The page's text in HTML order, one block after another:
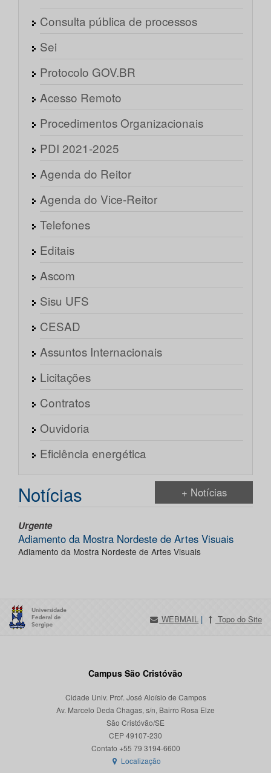
Consulta pública de processos
Sei
Protocolo GOV.BR
Acesso Remoto
Procedimentos Organizacionais
PDI 2021-2025
Agenda do Reitor
Agenda do Vice-Reitor
Telefones
Editais
Ascom
Sisu UFS
CESAD
Assuntos Internacionais
Licitações
Contratos
Ouvidoria
Eficiência energética
Notícias + Notícias
Urgente
Adiamento da Mostra Nordeste de Artes Visuais
Adiamento da Mostra Nordeste de Artes Visuais
WEBMAIL | Topo do Site
Campus São Cristóvão
Cidade Univ. Prof. José Aloísio de Campos
Av. Marcelo Deda Chagas, s/n, Bairro Rosa Elze
São Cristóvão/SE
CEP 49107-230
Localização